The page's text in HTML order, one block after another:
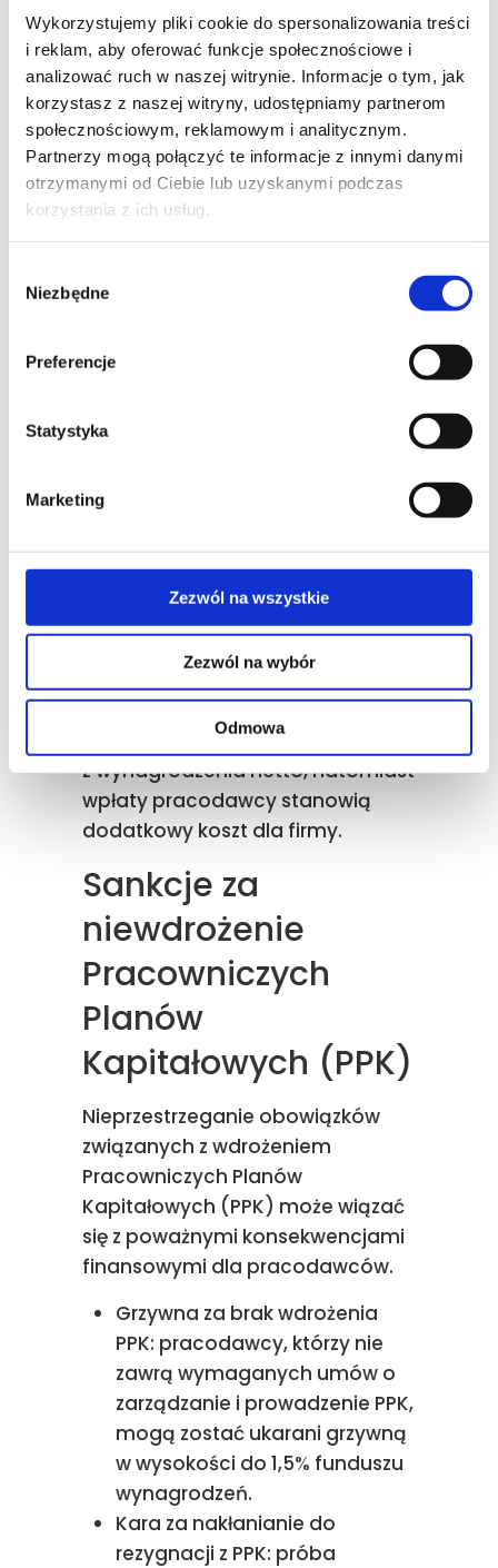
Wykorzystujemy pliki cookie do spersonalizowania treści
i reklam, aby oferować funkcje społecznościowe i
analizować ruch w naszej witrynie. Informacje o tym, jak
korzystasz z naszej witryny, udostępniamy partnerom
społecznościowym, reklamowym i analitycznym.
Partnerzy mogą połączyć te informacje z innymi danymi
otrzymanymi od Ciebie lub uzyskanymi podczas
korzystania z ich usług.
zgody
Niezbędne
Preferencje
Statystyka
Marketing
Zezwól na wszystkie
Zezwól na wybór
Odmowa
PPK, jeśli choć jeden pracownik
zdecyduje się na udział w
programie.
Jak finansowane są
Pracownicze Plany
Kapitałowe (PPK)?
źródeł:
wynagrodzenia brutto;
dobrowolna – do 2,5%
wynagrodzenia.
Wpłaty państwa: wpłata
powitalna – 250 zł oraz
dopłata roczna – 240 zł.
Wpłaty pracownika są potrącane
z wynagrodzenia netto, natomiast
wpłaty pracodawcy stanowią
dodatkowy koszt dla firmy.
Sankcje za
niewdrożenie
Pracowniczych
Planów
Kapitałowych (PPK)
Nieprzestrzeganie obowiązków
związanych z wdrożeniem
Pracowniczych Planów
Kapitałowych (PPK) może wiązać
się z poważnymi konsekwencjami
finansowymi dla pracodawców.
Grzywna za brak wdrożenia
PPK: pracodawcy, którzy nie
zawrą wymaganych umów o
zarządzanie i prowadzenie PPK,
mogą zostać ukarani grzywną
w wysokości do 1,5% funduszu
wynagrodzeń.
Kara za nakłanianie do
rezygnacji z PPK: próba